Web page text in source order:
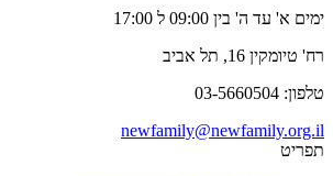
ימים א' עד ה' בין 09:00 ל 17:00
רח' טיומקין 16, תל אביב
טלפון: 03-5660504
newfamily@newfamily.org.il
תפריט